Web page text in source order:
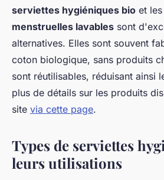
serviettes hygiéniques bio et les
menstruelles lavables sont
alternatives. Elles sont souvent
coton biologique, sans produits
sont réutilisables, réduisant ainsi
plus de détails sur les produits
site via cette page.
Types de serviettes
leurs utilisations